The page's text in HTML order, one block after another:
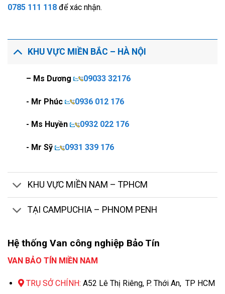
0785 111 118 để xác nhận.
KHU VỰC MIỀN BẮC – HÀ NỘI
– Ms Dương 09033 32176
- Mr Phúc 0936 012 176
- Ms Huyền 0932 022 176
- Mr Sỹ 0931 339 176
KHU VỰC MIỀN NAM – TPHCM
TẠI CAMPUCHIA – PHNOM PENH
Hệ thống Van công nghiệp Bảo Tín
VAN BẢO TÍN MIỀN NAM
TRỤ SỞ CHÍNH: A52 Lê Thị Riêng, P. Thới An, TP HCM